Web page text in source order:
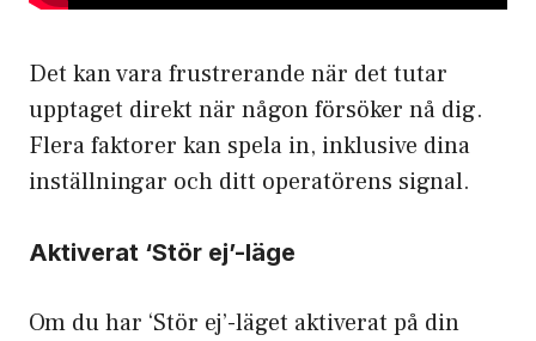
Det kan vara frustrerande när det tutar
upptaget direkt när någon försöker nå dig.
Flera faktorer kan spela in, inklusive dina
inställningar och ditt operatörens signal.
Aktiverat ‘Stör ej’-läge
Om du har ‘Stör ej’-läget aktiverat på din